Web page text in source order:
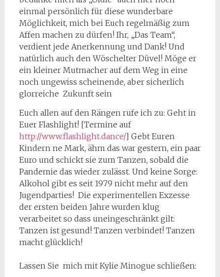
einmal persönlich für diese wunderbare
Möglichkeit, mich bei Euch regelmäßig zum
Affen machen zu dürfen! Ihr, „Das Team“,
verdient jede Anerkennung und Dank! Und
natürlich auch den Wöschelter Düvel! Möge er
ein kleiner Mutmacher auf dem Weg in eine
noch ungewiss scheinende, aber sicherlich
glorreiche Zukunft sein
Euch allen auf den Rängen rufe ich zu: Geht in
Euer Flashlight! [Termine auf
http://www.flashlight.dance/] Gebt Euren
Kindern ne Mark, ähm das war gestern, ein paar
Euro und schickt sie zum Tanzen, sobald die
Pandemie das wieder zulässt. Und keine Sorge:
Alkohol gibt es seit 1979 nicht mehr auf den
Jugendparties! Die experimentellen Exzesse
der ersten beiden Jahre wurden klug
verarbeitet so dass uneingeschränkt gilt:
Tanzen ist gesund! Tanzen verbindet! Tanzen
macht glücklich!
Lassen Sie mich mit Kylie Minogue schließen: